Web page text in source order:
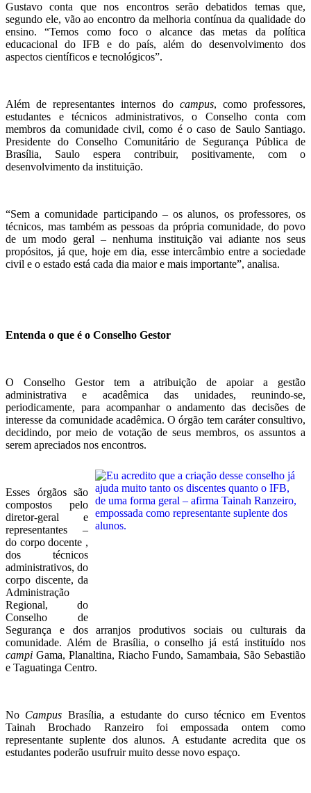
Gustavo conta que nos encontros serão debatidos temas que,
segundo ele, vão ao encontro da melhoria contínua da qualidade do
ensino. “Temos como foco o alcance das metas da política
educacional do IFB e do país, além do desenvolvimento dos
aspectos científicos e tecnológicos”.
Além de representantes internos do campus, como professores,
estudantes e técnicos administrativos, o Conselho conta com
membros da comunidade civil, como é o caso de Saulo Santiago.
Presidente do Conselho Comunitário de Segurança Pública de
Brasília, Saulo espera contribuir, positivamente, com o
desenvolvimento da instituição.
“Sem a comunidade participando – os alunos, os professores, os
técnicos, mas também as pessoas da própria comunidade, do povo
de um modo geral – nenhuma instituição vai adiante nos seus
propósitos, já que, hoje em dia, esse intercâmbio entre a sociedade
civil e o estado está cada dia maior e mais importante”, analisa.
Entenda o que é o Conselho Gestor
O Conselho Gestor tem a atribuição de apoiar a gestão
administrativa e acadêmica das unidades, reunindo-se,
periodicamente, para acompanhar o andamento das decisões de
interesse da comunidade acadêmica. O órgão tem caráter consultivo,
decidindo, por meio de votação de seus membros, os assuntos a
serem apreciados nos encontros.
Esses órgãos são
compostos pelo
diretor-geral e
representantes –
do corpo docente ,
dos técnicos
administrativos, do
corpo discente, da
Administração
Regional, do
Conselho de
Segurança e dos arranjos produtivos sociais ou culturais da
comunidade. Além de Brasília, o conselho já está instituído nos
campi Gama, Planaltina, Riacho Fundo, Samambaia, São Sebastião
e Taguatinga Centro.
No Campus Brasília, a estudante do curso técnico em Eventos
Tainah Brochado Ranzeiro foi empossada ontem como
representante suplente dos alunos. A estudante acredita que os
estudantes poderão usufruir muito desse novo espaço.